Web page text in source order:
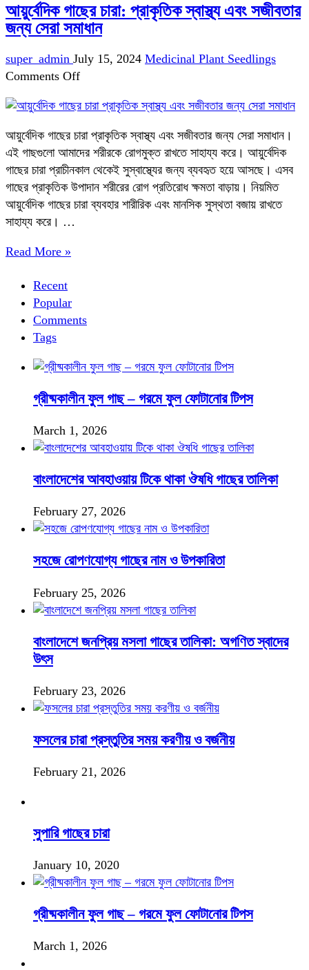
আয়ুর্বেদিক গাছের চারা: প্রাকৃতিক স্বাস্থ্য এবং সজীবতার
জন্য সেরা সমাধান
super_admin July 15, 2024 Medicinal Plant Seedlings
Comments Offon
গাছের
প্রাকৃতিক
জন্য
আয়ুর্বেদিক গাছের চারা প্রাকৃতিক স্বাস্থ্য এবং সজীবতার জন্য সেরা সমাধান।
এই গাছগুলো আমাদের শরীরকে রোগমুক্ত রাখতে সাহায্য করে। আয়ুর্বেদিক
গাছের চারা প্রাচীনকাল থেকেই সুস্বাস্থ্যের জন্য ব্যবহৃত হয়ে আসছে। এসব
গাছের প্রাকৃতিক উপাদান শরীরের রোগ প্রতিরোধ ক্ষমতা বাড়ায়। নিয়মিত
আয়ুর্বেদিক গাছের চারা ব্যবহার শারীরিক এবং মানসিক সুস্থতা বজায় রাখতে
সাহায্য করে। …
Read More »
Recent
Popular
Comments
Tags
গ্রীষ্মকালীন ফুল গাছ – গরমে ফুল ফোটানোর টিপস
March 1, 2026
বাংলাদেশের আবহাওয়ায় টিকে থাকা ঔষধি গাছের তালিকা
February 27, 2026
সহজে রোপণযোগ্য গাছের নাম ও উপকারিতা
February 25, 2026
বাংলাদেশে জনপ্রিয় মসলা গাছের তালিকা: অগণিত স্বাদের
উৎস
February 23, 2026
ফসলের চারা প্রস্তুতির সময় করণীয় ও বর্জনীয়
February 21, 2026
সুপারি গাছের চারা
January 10, 2020
গ্রীষ্মকালীন ফুল গাছ – গরমে ফুল ফোটানোর টিপস
March 1, 2026